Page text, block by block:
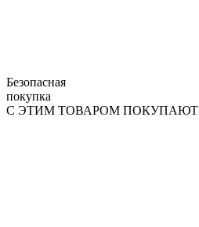
Безопасная
покупка
С ЭТИМ ТОВАРОМ ПОКУПАЮТ